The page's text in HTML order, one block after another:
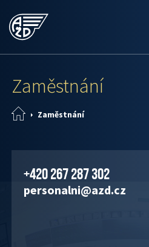
Zaměstnání
Zaměstnání
+420 267 287 302
personalni@azd.cz